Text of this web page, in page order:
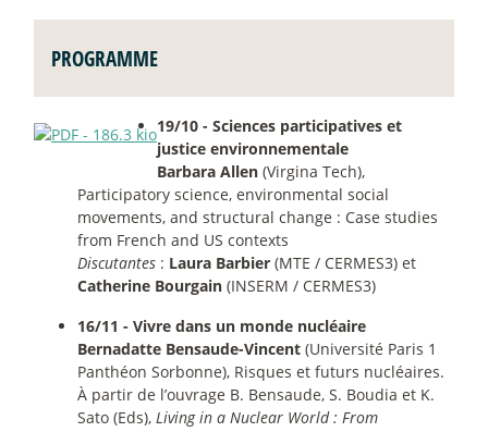
PROGRAMME
19/10 - Sciences participatives et
justice environnementale
Barbara Allen (Virgina Tech),
Participatory science, environmental social
movements, and structural change : Case studies
from French and US contexts
Discutantes : Laura Barbier (MTE / CERMES3) et
Catherine Bourgain (INSERM / CERMES3)
16/11 - Vivre dans un monde nucléaire
Bernadatte Bensaude-Vincent (Université Paris 1
Panthéon Sorbonne), Risques et futurs nucléaires.
À partir de l’ouvrage B. Bensaude, S. Boudia et K.
Sato (Eds), Living in a Nuclear World : From